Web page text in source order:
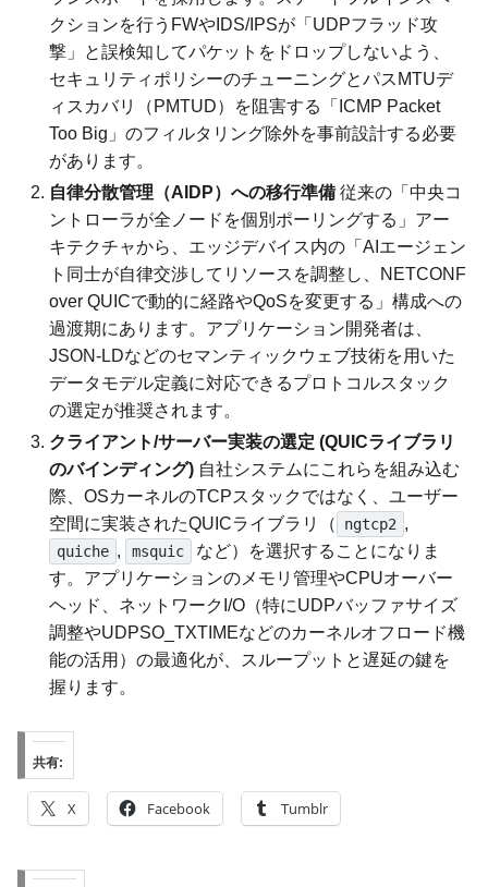
クションを行うFWやIDS/IPSが「UDPフラッド攻
撃」と誤検知してパケットをドロップしないよう、
セキュリティポリシーのチューニングとパスMTUデ
ィスカバリ（PMTUD）を阻害する「ICMP Packet
Too Big」のフィルタリング除外を事前設計する必要
があります。
自律分散管理（AIDP）への移行準備 従来の「中央コ
ントローラが全ノードを個別ポーリングする」アー
キテクチャから、エッジデバイス内の「AIエージェン
ト同士が自律交渉してリソースを調整し、NETCONF
over QUICで動的に経路やQoSを変更する」構成への
過渡期にあります。アプリケーション開発者は、
JSON-LDなどのセマンティックウェブ技術を用いた
データモデル定義に対応できるプロトコルスタック
の選定が推奨されます。
クライアント/サーバー実装の選定 (QUICライブラリ
のバインディング) 自社システムにこれらを組み込む
際、OSカーネルのTCPスタックではなく、ユーザー
空間に実装されたQUICライブラリ（
ngtcp2 ,
quiche , msquic
など）を選択することになりま
す。アプリケーションのメモリ管理やCPUオーバー
ヘッド、ネットワークI/O（特にUDPバッファサイズ
調整やUDPSO_TXTIMEなどのカーネルオフロード機
能の活用）の最適化が、スループットと遅延の鍵を
握ります。
共有:
X Facebook Tumblr